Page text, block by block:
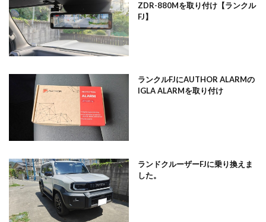
ZDR-880Mを取り付け【ランクル
FJ】
ランクルFJにAUTHOR ALARMの
IGLA ALARMを取り付け
ランドクルーザーFJに乗り換えま
した。